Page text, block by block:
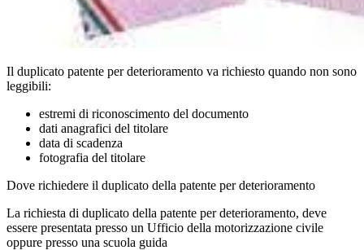
Il duplicato patente per deterioramento va richiesto quando non sono
leggibili:
estremi di riconoscimento del documento
dati anagrafici del titolare
data di scadenza
fotografia del titolare
Dove richiedere il duplicato della patente per deterioramento
La richiesta di duplicato della patente per deterioramento, deve
essere presentata presso un Ufficio della motorizzazione civile
oppure presso una scuola guida